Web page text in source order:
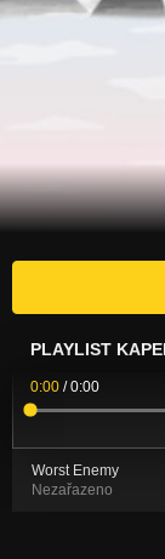
PLAYLIST
0:00 /0:00
Worst Enemy
Nezařazeno